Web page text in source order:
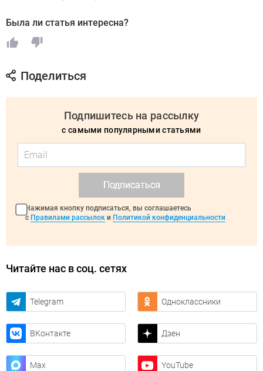
Была ли статья интересна?
Поделиться
Подпишитесь на рассылку
с самыми популярными статьями
Подписаться
Нажимая кнопку подписаться, вы соглашаетесь
с Правилами рассылок и Политикой конфиденциальности
Читайте нас в соц. сетях
Telegram Одноклассники
ВКонтакте Дзен
Max YouTube